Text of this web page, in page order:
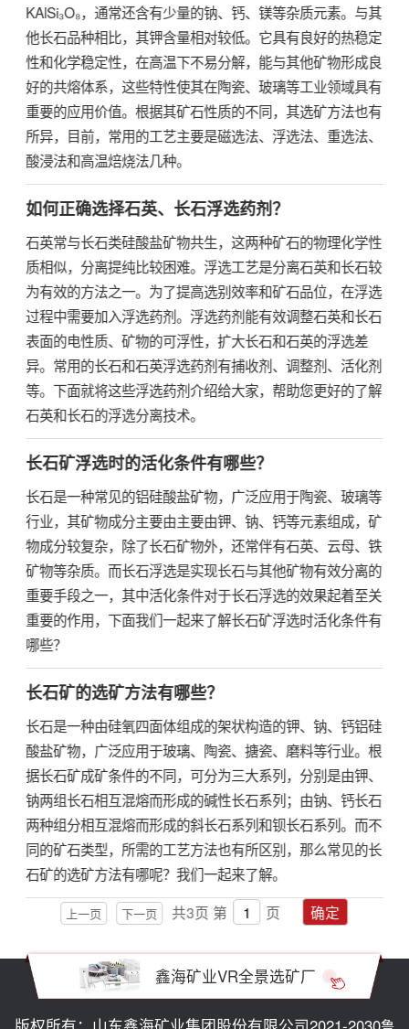
KAlSi₃O₈，通常还含有少量的钠、钙、镁等杂质元素。与其
他长石品种相比，其钾含量相对较低。它具有良好的热稳定
性和化学稳定性，在高温下不易分解，能与其他矿物形成良
好的共熔体系，这些特性使其在陶瓷、玻璃等工业领域具有
重要的应用价值。根据其矿石性质的不同，其选矿方法也有
所异，目前，常用的工艺主要是磁选法、浮选法、重选法、
酸浸法和高温焙烧法几种。
如何正确选择石英、长石浮选药剂？
石英常与长石类硅酸盐矿物共生，这两种矿石的物理化学性
质相似，分离提纯比较困难。浮选工艺是分离石英和长石较
为有效的方法之一。为了提高选别效率和矿石品位，在浮选
过程中需要加入浮选药剂。浮选药剂能有效调整石英和长石
表面的电性质、矿物的可浮性，扩大长石和石英的浮选差
异。常用的长石和石英浮选药剂有捕收剂、调整剂、活化剂
等。下面就将这些浮选药剂介绍给大家，帮助您更好的了解
石英和长石的浮选分离技术。
长石矿浮选时的活化条件有哪些？
长石是一种常见的铝硅酸盐矿物，广泛应用于陶瓷、玻璃等
行业，其矿物成分主要由主要由钾、钠、钙等元素组成，矿
物成分较复杂，除了长石矿物外，还常伴有石英、云母、铁
矿物等杂质。而长石浮选是实现长石与其他矿物有效分离的
重要手段之一，其中活化条件对于长石浮选的效果起着至关
重要的作用，下面我们一起来了解长石矿浮选时活化条件有
哪些？
长石矿的选矿方法有哪些？
长石是一种由硅氧四面体组成的架状构造的钾、钠、钙铝硅
酸盐矿物，广泛应用于玻璃、陶瓷、搪瓷、磨料等行业。根
据长石矿成矿条件的不同，可分为三大系列，分别是由钾、
钠两组长石相互混熔而形成的碱性长石系列；由钠、钙长石
两种组分相互混熔而形成的斜长石系列和钡长石系列。而不
同的矿石类型，所需的工艺方法也有所区别，那么常见的长
石矿的选矿方法有哪呢？我们一起来了解。
上一页 下一页 共3页 第 页 确定
鑫海矿业VR全景选矿厂